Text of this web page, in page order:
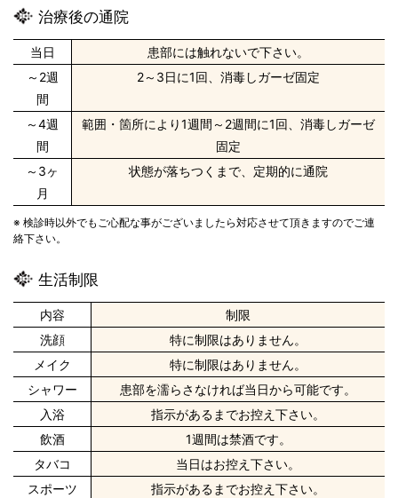
治療後の通院
当日
患部には触れないで下さい。
～2週
間
2～3日に1回、消毒しガーゼ固定
～4週
間
範囲・箇所により1週間～2週間に1回、消毒しガーゼ
固定
～3ヶ
月
状態が落ちつくまで、定期的に通院
※ 検診時以外でもご心配な事がございましたら対応させて頂きますのでご連
絡下さい。
生活制限
内容
制限
洗顔
特に制限はありません。
メイク
特に制限はありません。
シャワー
患部を濡らさなければ当日から可能です。
入浴
指示があるまでお控え下さい。
飲酒
1週間は禁酒です。
タバコ
当日はお控え下さい。
スポーツ
指示があるまでお控え下さい。